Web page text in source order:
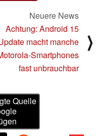
Neuere News
Achtung: Android 15
macht manche
Smartphones
fast unbrauchbar
⟩
Quelle